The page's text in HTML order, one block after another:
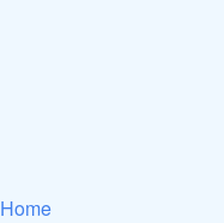
Home